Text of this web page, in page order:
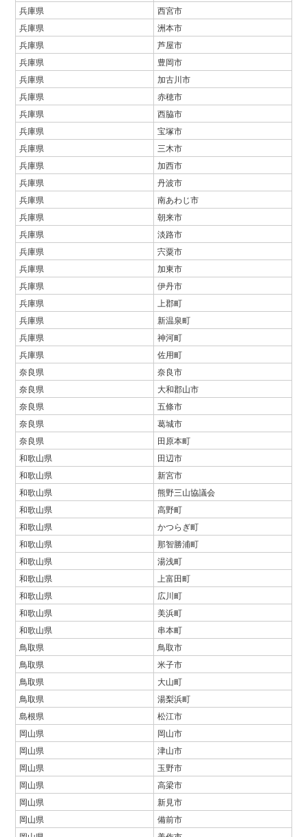
兵庫県
西宮市
兵庫県
洲本市
兵庫県
芦屋市
兵庫県
豊岡市
兵庫県
加古川市
兵庫県
赤穂市
兵庫県
西脇市
兵庫県
宝塚市
兵庫県
三木市
兵庫県
加西市
兵庫県
丹波市
兵庫県
南あわじ市
兵庫県
朝来市
兵庫県
淡路市
兵庫県
宍粟市
兵庫県
加東市
兵庫県
伊丹市
兵庫県
上郡町
兵庫県
新温泉町
兵庫県
神河町
兵庫県
佐用町
奈良県
奈良市
奈良県
大和郡山市
奈良県
五條市
奈良県
葛城市
奈良県
田原本町
和歌山県
田辺市
和歌山県
新宮市
和歌山県
熊野三山協議会
和歌山県
高野町
和歌山県
かつらぎ町
和歌山県
那智勝浦町
和歌山県
湯浅町
和歌山県
上富田町
和歌山県
広川町
和歌山県
美浜町
和歌山県
串本町
鳥取県
鳥取市
鳥取県
米子市
鳥取県
大山町
鳥取県
湯梨浜町
島根県
松江市
岡山県
岡山市
岡山県
津山市
岡山県
玉野市
岡山県
高梁市
岡山県
新見市
岡山県
備前市